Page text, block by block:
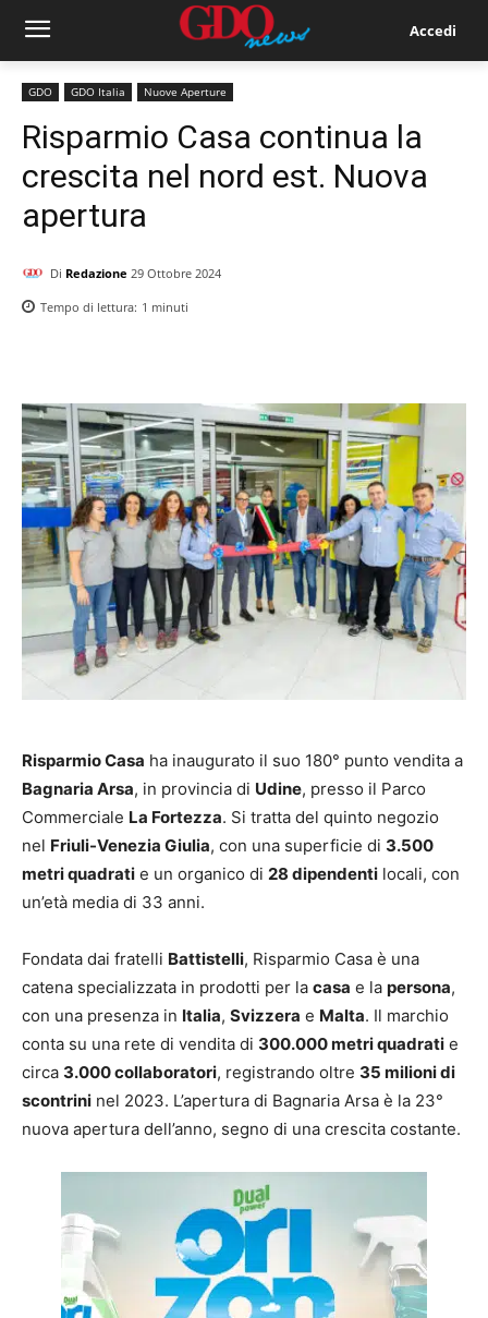
Accedi
GDO GDO Italia Nuove Aperture
Risparmio Casa continua la
crescita nel nord est. Nuova
apertura
Di Redazione 29 Ottobre 2024
Tempo di lettura: 1 minuti
Risparmio Casa ha inaugurato il suo 180° punto vendita a
Bagnaria Arsa, in provincia di Udine, presso il Parco
Commerciale La Fortezza. Si tratta del quinto negozio
nel Friuli-Venezia Giulia, con una superficie di 3.500
metri quadrati e un organico di 28 dipendenti locali, con
un’età media di 33 anni.
Fondata dai fratelli Battistelli, Risparmio Casa è una
catena specializzata in prodotti per la casa e la persona,
con una presenza in Italia, Svizzera e Malta. Il marchio
conta su una rete di vendita di 300.000 metri quadrati e
circa 3.000 collaboratori, registrando oltre 35 milioni di
scontrini nel 2023. L’apertura di Bagnaria Arsa è la 23°
nuova apertura dell’anno, segno di una crescita costante.